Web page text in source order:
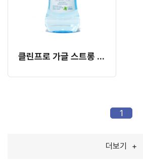
클린프로 가글 스트롱 (구강 청결제)
1
더보기 +